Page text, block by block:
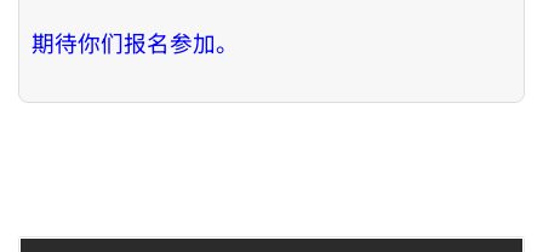
期待你们报名参加。